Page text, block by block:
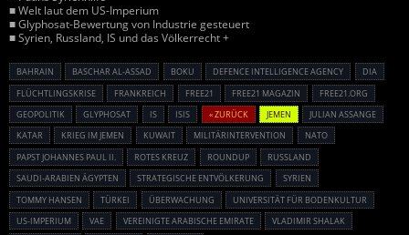
■ Welt laut dem US-Imperium
■ Glyphosat-Bewertung von Industrie gesteuert
■ Syrien, Russland, IS und das Völkerrecht +
BAHRAIN BASCHAR AL-ASSAD BOKU DEFENCE INTELLIGENCE AGENCY
DIA
FLÜCHTLINGSKRISE
FRANKREICH FREE21 FREE21 MAGAZIN
FREE21.ORG
GEOPOLITIK
GLYPHOSAT IS ISIS « ZURÜCK JEMEN
JULIAN ASSANGE
KATAR
KRIEG IM JEMEN KUWAIT MILITÄRINTERVENTION
NATO
PAPST JOHANNES PAUL II.
ROTES KREUZ ROUNDUP
RUSSLAND
SAUDI-ARABIEN ÄGYPTEN
STRATEGISCHE ENTVÖLKERUNG
SYRIEN
TOMMY HANSEN
TÜRKEI ÜBERWACHUNG
UNIVERSITÄT FÜR BODENKULTUR
US-IMPERIUM
VAE VEREINIGTE ARABISCHE EMIRATE
VLADIMIR SHALAK